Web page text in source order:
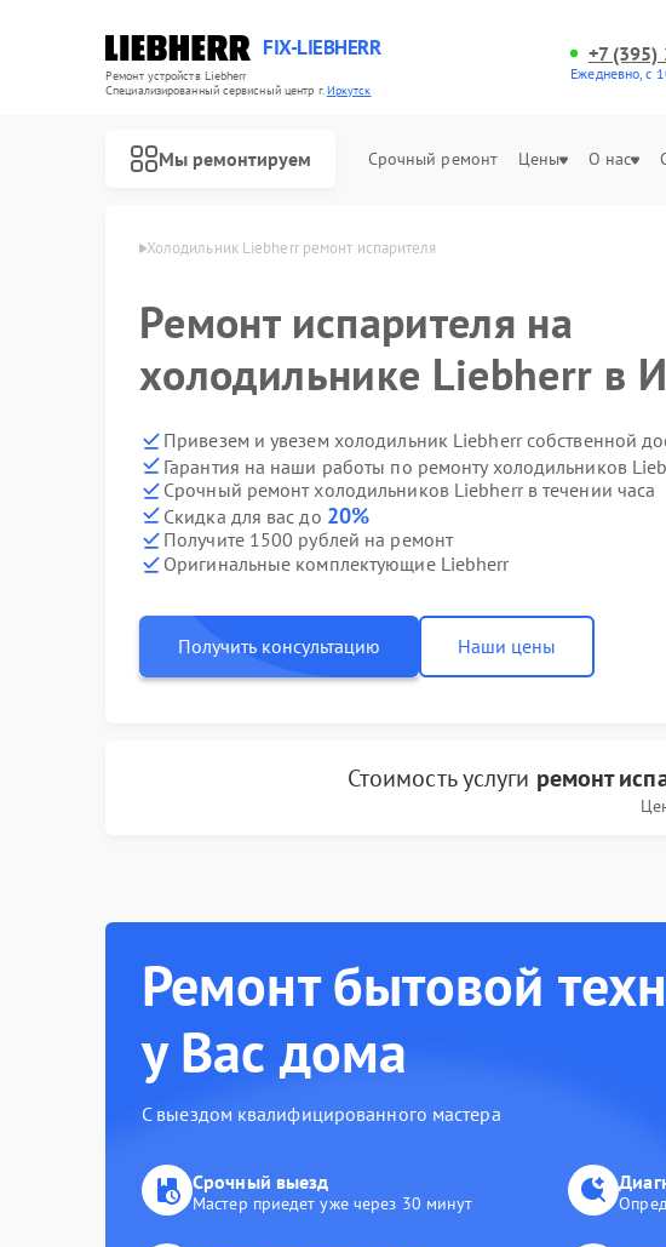
FIX-LIEBHERR
Ремонт устройств Liebherr
Специализированный cервисный центр г.Иркутск
+7 (395)
Ежедневно, с
Мы ремонтируем Срочный ремонт Цены О нас
Холодильник Liebherr ремонт испарителя
Ремонт испарителя на
холодильнике Liebherr в
Привезем и увезем холодильник Liebherr собственной
Гарантия на наши работы по ремонту холодильников
Срочный ремонт холодильников Liebherr в течении часа
Скидка для вас до 20%
Получите 1500 рублей на ремонт
Оригинальные комплектующие Liebherr
Получить консультацию Наши цены
Стоимость услуги ремонт
Ремонт бытовой
у Вас дома
С выездом квалифицированного мастера
Срочный выезд
Мастер приедет уже через 30 минут